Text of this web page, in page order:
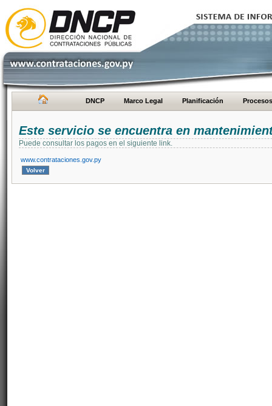
DNCP Marco Legal Planificación Procesos
Este servicio se encuentra en
Puede consultar los pagos en el siguiente link.
www.contrataciones.gov.py